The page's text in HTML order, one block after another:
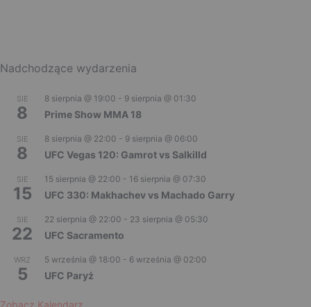
Nadchodzące wydarzenia
SIE
8
8 sierpnia @ 19:00 - 9 sierpnia @ 01:30
Prime Show MMA 18
SIE
8
8 sierpnia @ 22:00 - 9 sierpnia @ 06:00
UFC Vegas 120: Gamrot vs Salkilld
SIE
15
15 sierpnia @ 22:00 - 16 sierpnia @ 07:30
UFC 330: Makhachev vs Machado Garry
SIE
22
22 sierpnia @ 22:00 - 23 sierpnia @ 05:30
UFC Sacramento
WRZ
5
5 września @ 18:00 - 6 września @ 02:00
UFC Paryż
Zobacz Kalendarz